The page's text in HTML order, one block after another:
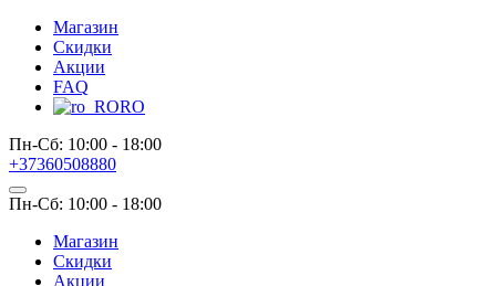
Магазин
Скидки
Акции
FAQ
RO
Пн-Сб: 10:00 - 18:00
+37360508880
Пн-Сб: 10:00 - 18:00
Магазин
Скидки
Акции